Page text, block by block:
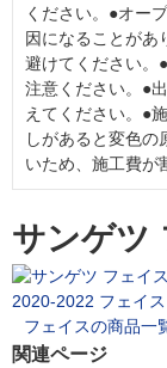
ください。●オー
因になることがあ
避けてください。
注意ください。●
えてください。●
しがあると変色
いため、施工費が
サンゲツ
2020-2022 フェイス
フェイスの商品一
関連ページ